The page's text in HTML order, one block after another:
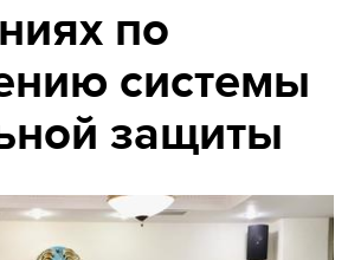
по
системы
защиты